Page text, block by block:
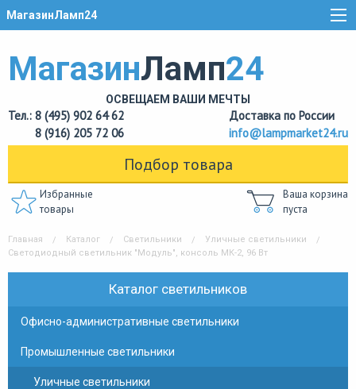
МагазинЛамп24
МагазинЛамп24
ОСВЕЩАЕМ ВАШИ МЕЧТЫ
Тел.: 8 (495) 902 64 62
8 (916) 205 72 06
Доставка по России
info@lampmarket24.ru
Подбор товара
Избранные
товары
Ваша корзина
пуста
Главная Каталог Светильники
Уличные светильники
Светодиодный светильник "Модуль", консоль МК-2, 96 Вт
Каталог светильников
Офисно-административные светильники
Промышленные светильники
Уличные светильники